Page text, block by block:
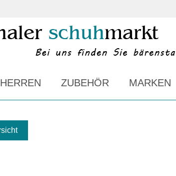
HERREN ZUBEHÖR MARKEN